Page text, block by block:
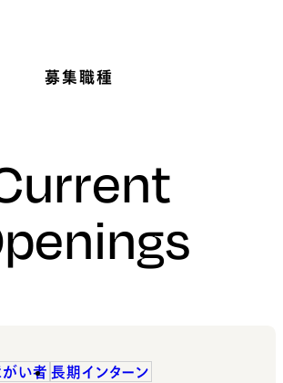
募集職種
がい者 長期インターン